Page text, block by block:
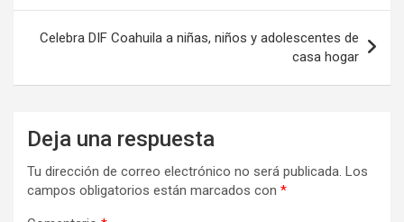
Celebra DIF Coahuila a niñas, niños y adolescentes de
casa hogar
Deja una respuesta
Tu dirección de correo electrónico no será publicada. Los
campos obligatorios están marcados con *